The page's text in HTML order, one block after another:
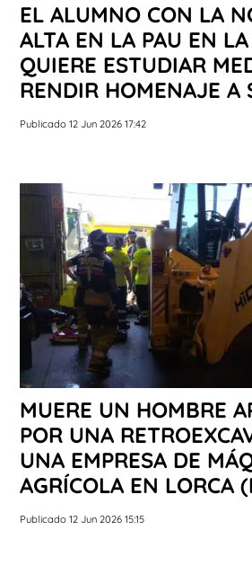
EL ALUMNO CON LA
ALTA EN LA PAU EN
QUIERE ESTUDIAR
RENDIR HOMENAJE A
Publicado 12 Jun 2026 17:42
MUERE UN HOMBRE
POR UNA
UNA EMPRESA DE
AGRÍCOLA EN LORCA
Publicado 12 Jun 2026 15:15